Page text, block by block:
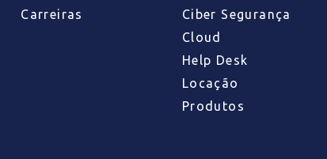
Carreiras
Ciber Segurança
Cloud
Help Desk
Locação
Produtos